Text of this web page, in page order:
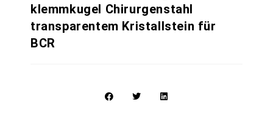
klemmkugel Chirurgenstahl
transparentem Kristallstein für
BCR